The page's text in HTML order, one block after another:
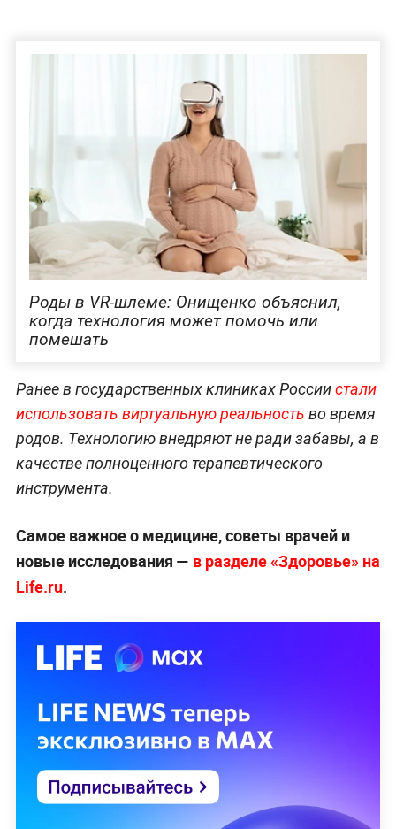
Роды в VR-шлеме: Онищенко объяснил,
когда технология может помочь или
помешать
Ранее в государственных клиниках Россиистали
использовать виртуальную реальность во время
родов. Технологию внедряют не ради забавы, а в
качестве полноценного терапевтического
инструмента.
Самое важное о медицине, советы врачей и
новые исследования — в разделе «Здоровье» на
Life.ru.